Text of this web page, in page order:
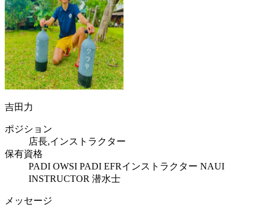
吉田力
ポジション
店長,インストラクター
保有資格
PADI OWSI PADI EFRインストラクター NAUI
INSTRUCTOR 潜水士
メッセージ